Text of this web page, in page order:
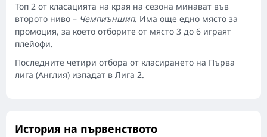
Топ 2 от класацията на края на сезона минават във
второто ниво – Чемпиъншип. Има още едно място за
промоция, за което отборите от място 3 до 6 играят
плейофи.
Последните четири отбора от класирането на Първа
лига (Англия) изпадат в Лига 2.
История на първенството